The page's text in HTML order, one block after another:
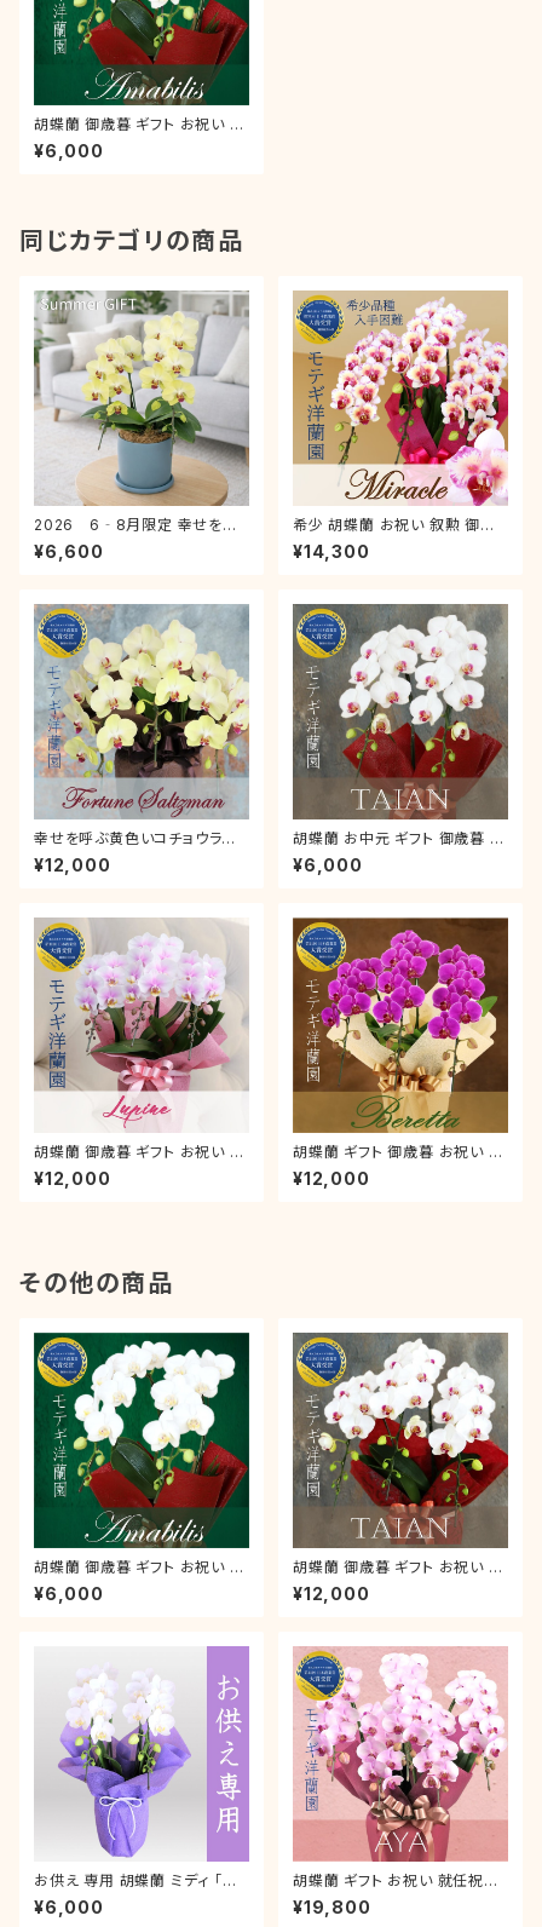
胡蝶蘭 御歳暮 ギフト お祝い 叙
勲 就任祝い ミディ「スーパーア
マビリス」 2本立 ラッピング付き
¥6,000
同じカテゴリの商品
2026 6‐8月限定 幸せを呼
ぶ黄色い胡蝶蘭 フォーチュンザ
ルツマン ２本立 モテギ洋蘭園
¥6,600
希少 胡蝶蘭 お祝い 叙勲 御歳
暮 「 ミラクル 」 3本立 ラッピン
グ付き 数量限定販売 奇跡の胡
¥14,300
幸せを呼ぶ黄色いコチョウラン
「フォーチュンザルツマン」胡蝶
蘭 ３本立 ギフト お祝い 就任祝
¥12,000
胡蝶蘭 お中元 ギフト 御歳暮 お
祝い 叙勲 就任祝い ミディ 「タイ
アン」 2本立 ラッピング付き 誕
¥6,000
胡蝶蘭 御歳暮 ギフト お祝い 叙
勲 就任祝い ミディ「ルパン」 3本
立 ラッピング付き 誕生日 開店
¥12,000
胡蝶蘭 ギフト 御歳暮 お祝い 叙
勲 就任祝い ミディ ピンク 「ベレ
ッタ」 3本立 ラッピング付き 誕
¥12,000
その他の商品
胡蝶蘭 御歳暮 ギフト お祝い 叙
勲 就任祝い ミディ「スーパーア
マビリス」 2本立 ラッピング付き
¥6,000
胡蝶蘭 御歳暮 ギフト お祝い 叙
勲 就任祝い ミディ 「タイアン」
3本立 ラッピング付き 誕生日 開
¥12,000
お供え 専用 胡蝶蘭 ミディ 「ア
マビリス」 2本立 ラッピング付き
お悔やみ お盆 初盆 新盆 喪中
¥6,000
胡蝶蘭 ギフト お祝い 就任祝い
ミディ 「アヤ」 5本立 ラッピング
付き 誕生日 開店 新築 就任 お
¥19,800